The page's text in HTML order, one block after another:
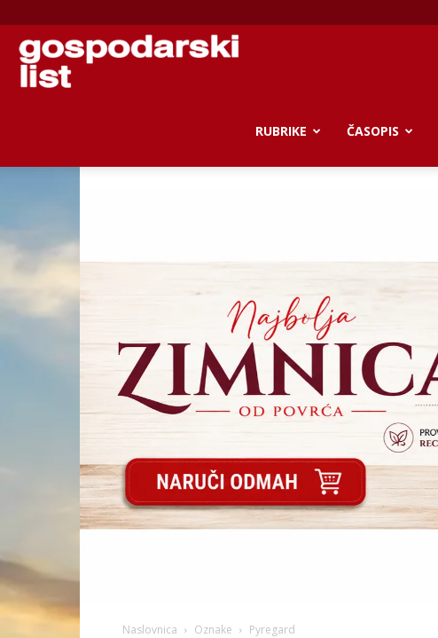
Gospodarski
RUBRIKE ČASOPIS
Naslovnica Oznake Pyregard